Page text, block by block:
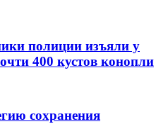
полиции изъяли у
400 кустов конопли
сохранения